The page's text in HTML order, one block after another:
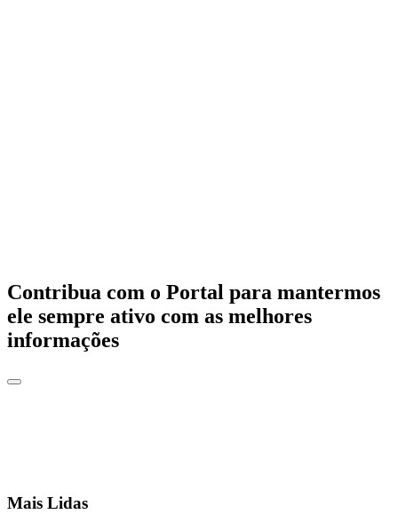
Contribua com o Portal para mantermos
ele sempre ativo com as melhores
informações
Mais Lidas